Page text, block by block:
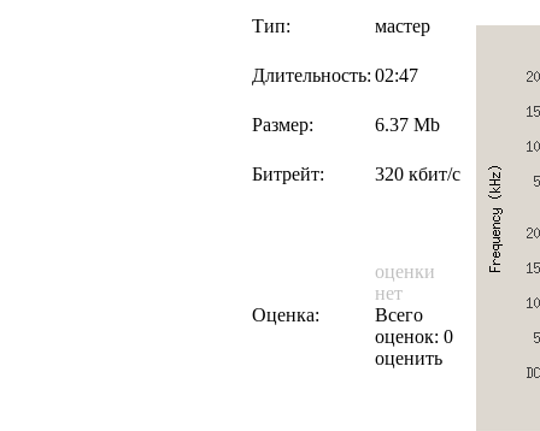
Тип: мастер
Длительность: 02:47
Размер: 6.37 Mb
Битрейт: 320 кбит/с
Оценка:
оценки
нет
Всего
оценок: 0
оценить